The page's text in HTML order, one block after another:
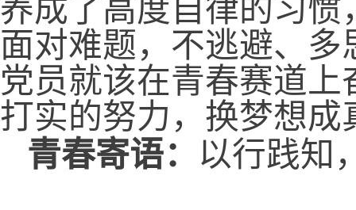
养成了高度自律的习
面对难题，不逃避、
党员就该在青春赛道
打实的努力，换梦想成
青春寄语： 以行践知